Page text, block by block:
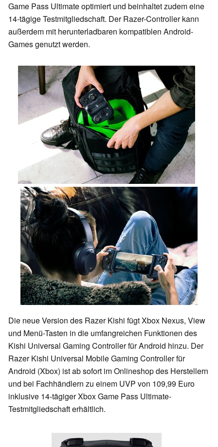
Game Pass Ultimate optimiert und beinhaltet zudem eine
14-tägige Testmitgliedschaft. Der Razer-Controller kann
außerdem mit herunterladbaren kompatiblen Android-
Games genutzt werden.
Die neue Version des Razer Kishi fügt Xbox Nexus, View
und Menü-Tasten in die umfangreichen Funktionen des
Kishi Universal Gaming Controller für Android hinzu. Der
Razer Kishi Universal Mobile Gaming Controller für
Android (Xbox) ist ab sofort im Onlineshop des Herstellern
und bei Fachhändlern zu einem UVP von 109,99 Euro
inklusive 14-tägiger Xbox Game Pass Ultimate-
Testmitgliedschaft erhältlich.